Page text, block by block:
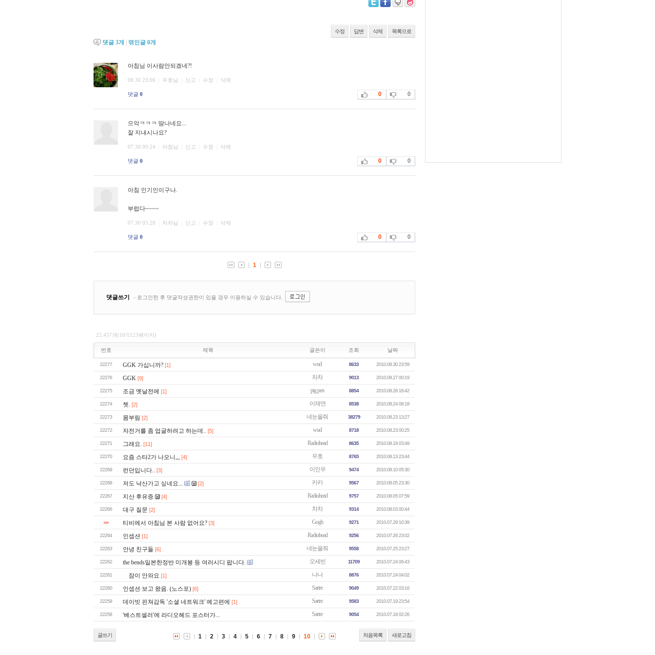
수정 답변 삭제 목록으로
댓글 3개 엮인글 0개
22,457개(10/1123페이지)
번호 제목 글쓴이 조회 날짜
22277 GGK 가십니까? [1] wud 8633 2010.08.30 23:59
22276 GGK [9] 차차 9013 2010.08.27 00:19
22275 조금 옛날전에 [1] pig pen 8854 2010.08.26 16:42
22274 쳇. [2] 이재연 8538 2010.08.24 08:18
22273 몸부림 [2] 네눈을줘 38279 2010.08.23 13:27
22272 자전거를 좀 업글하려고 하는데.. [5] wud 8718 2010.08.23 00:25
22271 그래요. [11] Radiohead 8635 2010.08.19 03:49
22270 요즘 스타2가 나오니,,, [4] 우호 8765 2010.08.13 23:44
22269 런던입니다.. [3] 이인우 9474 2010.08.10 05:30
22268 저도 낙산가고 싶네요... [2] 카카 9567 2010.08.05 23:30
22267 지산 후유증 [4] Radiohead 9757 2010.08.05 07:59
22266 대구 질문 [2] 차차 9314 2010.08.03 00:44
>> 티비에서 아침님 본 사람 없어요? [3] Gogh 9271 2010.07.29 10:39
22264 인셉션 [1] Radiohead 9256 2010.07.26 23:02
22263 안녕 친구들 [6] 네눈을줘 9558 2010.07.25 23:27
22262 the bends일본한정반 미개봉 등 여러시디 팝니다. 오세빈 11709 2010.07.24 06:43
22261 잠이 안와요 [1] 나나 8876 2010.07.24 04:02
22260 인셉션 보고 왔음. (노스포) [6] Sartre 9049 2010.07.22 03:16
22259 데이빗 핀쳐감독 '소셜 네트워크' 예고편에 [1] Sartre 9583 2010.07.19 23:54
22258 '베스트셀러'에 라디오헤드 포스터가... Sartre 9054 2010.07.18 02:26
글쓰기 처음목록 새로고침
1 2 3 4 5 6 7 8 9 10